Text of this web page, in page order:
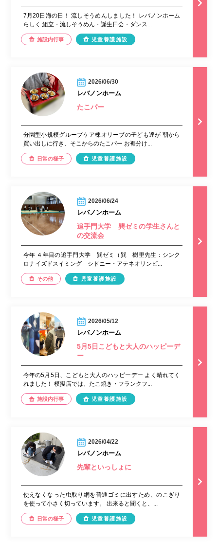
7月20日海の日！ 流しそうめんしました！ レバノンホーム
らしく 組立・流しそうめん・誕生日会・ダンス...
施設内行事 児童養護施設
2026/06/30
レバノンホーム
たこパー
分園型小規模グループケア棟オリーブの子ども達が 朝から
買い出しに行き、そこからのたこパー お裾分け...
日常の様子 児童養護施設
2026/06/24
レバノンホーム
追手門大学 巽ゼミの学生さんと
の交流会
今年 ４年目の追手門大学 巽ゼミ（巽 樹里先生：シンク
ロナイズドスイミング シドニー・アテネオリンピ...
その他 児童養護施設
2026/05/12
レバノンホーム
5月5日こどもと大人のハッピーデ
ー
今年の5月5日、こどもと大人のハッピーデー よく晴れてく
れました！ 模擬店では、たこ焼き・フランクフ...
施設内行事 児童養護施設
2026/04/22
レバノンホーム
先輩といっしょに
使えなくなった虫取り網を普通ゴミに出すため、のこぎり
を使って小さく切っています。 出来ると聞くと、...
日常の様子 児童養護施設